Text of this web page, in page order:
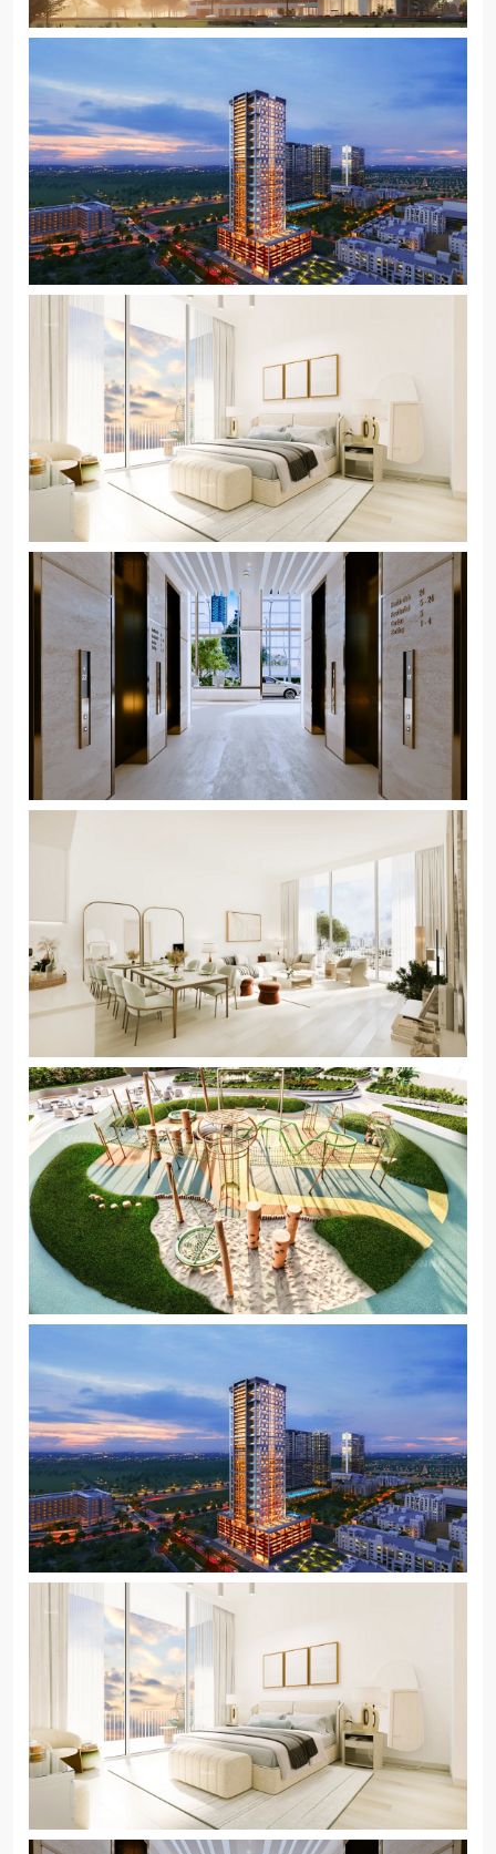
Sống tại Luma Park Views mang đến cho cư dân cơ hội hòa
đáo của cộng đồng được thành lập tốt đáp ứng mọi nhu
cầu có thể tưởng tượng được. Circle Mall cách đó không
xa, đáp ứng mọi nhu cầu mua sắm. Ngoài ra, vị trí gần của
dự án với các cơ sở giáo dục và y tế đảm bảo rằng các dịch
vụ thiết yếu của cư dân được phục vụ tốt.